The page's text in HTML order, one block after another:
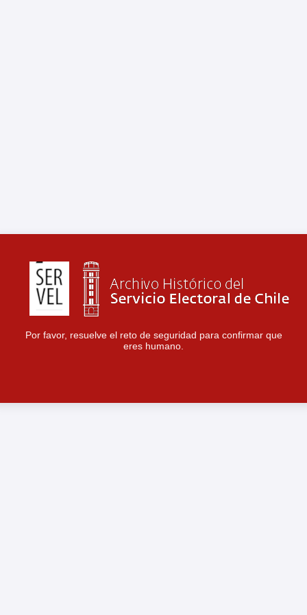
Por favor, resuelve el reto de seguridad para confirmar que
eres humano.